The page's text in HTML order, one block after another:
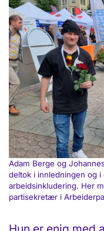
Adam Berge og
deltok i innledningen og
arbeidsinkludering. Her
partisekretær i